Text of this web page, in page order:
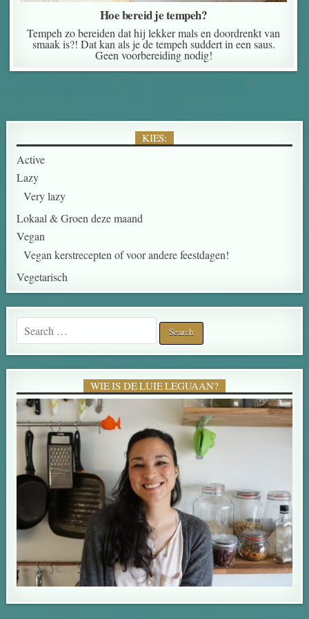
Hoe bereid je tempeh?
Tempeh zo bereiden dat hij lekker mals en doordrenkt van
smaak is?! Dat kan als je de tempeh suddert in een saus.
Geen voorbereiding nodig!
KIES:
Active
Lazy
Very lazy
Lokaal & Groen deze maand
Vegan
Vegan kerstrecepten of voor andere feestdagen!
Vegetarisch
Search for:
WIE IS DE LUIE LEGUAAN?